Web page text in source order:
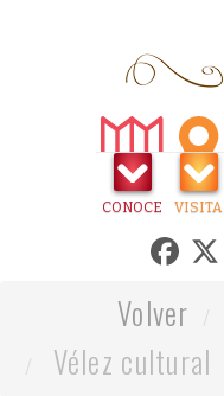
CONOCE VISITA
Volver
Vélez cultural